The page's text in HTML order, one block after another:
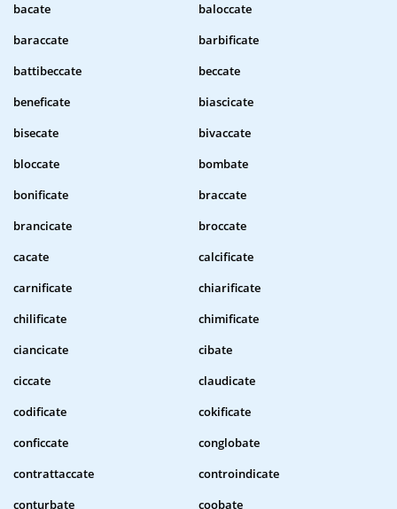
bacate
baloccate
baraccate
barbificate
battibeccate
beccate
beneficate
biascicate
bisecate
bivaccate
bloccate
bombate
bonificate
braccate
brancicate
broccate
cacate
calcificate
carnificate
chiarificate
chilificate
chimificate
ciancicate
cibate
ciccate
claudicate
codificate
cokificate
conficcate
conglobate
contrattaccate
controindicate
conturbate
coobate